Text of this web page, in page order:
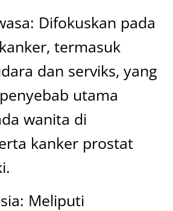
Difokuskan pada
termasuk
dan serviks, yang
utama
wanita di
kanker prostat
Meliputi